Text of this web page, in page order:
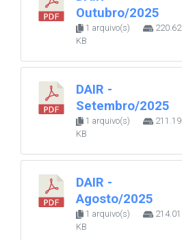
Outubro/2025
1 arquivo(s)
220.62
KB
DAIR -
Setembro/2025
1 arquivo(s)
211.19
KB
DAIR -
Agosto/2025
1 arquivo(s)
214.01
KB